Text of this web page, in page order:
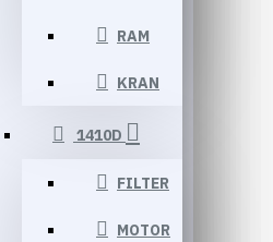
RAM
KRAN
1410D
FILTER
MOTOR